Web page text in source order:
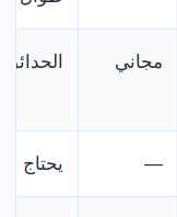
مجاني
— يحتاج